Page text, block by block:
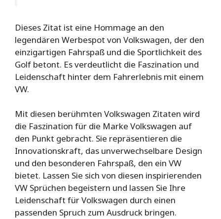
Dieses Zitat ist eine Hommage an den
legendären Werbespot von Volkswagen, der den
einzigartigen Fahrspaß und die Sportlichkeit des
Golf betont. Es verdeutlicht die Faszination und
Leidenschaft hinter dem Fahrerlebnis mit einem
VW.
Mit diesen berühmten Volkswagen Zitaten wird
die Faszination für die Marke Volkswagen auf
den Punkt gebracht. Sie repräsentieren die
Innovationskraft, das unverwechselbare Design
und den besonderen Fahrspaß, den ein VW
bietet. Lassen Sie sich von diesen inspirierenden
VW Sprüchen begeistern und lassen Sie Ihre
Leidenschaft für Volkswagen durch einen
passenden Spruch zum Ausdruck bringen.